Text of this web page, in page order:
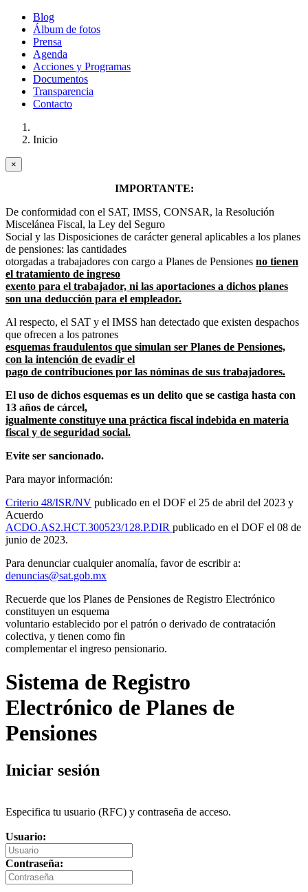
Blog
Álbum de fotos
Prensa
Agenda
Acciones y Programas
Documentos
Transparencia
Contacto
Inicio
×
IMPORTANTE:
De conformidad con el SAT, IMSS, CONSAR, la Resolución
Miscelánea Fiscal, la Ley del Seguro
Social y las Disposiciones de carácter general aplicables a los planes
de pensiones: las cantidades
otorgadas a trabajadores con cargo a Planes de Pensiones no tienen
el tratamiento de ingreso
exento para el trabajador, ni las aportaciones a dichos planes
son una deducción para el empleador.
Al respecto, el SAT y el IMSS han detectado que existen despachos
que ofrecen a los patrones
esquemas fraudulentos que simulan ser Planes de Pensiones,
con la intención de evadir el
pago de contribuciones por las nóminas de sus trabajadores.
El uso de dichos esquemas es un delito que se castiga hasta con
13 años de cárcel,
igualmente constituye una práctica fiscal indebida en materia
fiscal y de seguridad social.
Evite ser sancionado.
Para mayor información:
Criterio 48/ISR/NV publicado en el DOF el 25 de abril del 2023 y
Acuerdo
ACDO.AS2.HCT.300523/128.P.DIR publicado en el DOF el 08 de
junio de 2023.
Para denunciar cualquier anomalía, favor de escribir a:
denuncias@sat.gob.mx
Recuerde que los Planes de Pensiones de Registro Electrónico
constituyen un esquema
voluntario establecido por el patrón o derivado de contratación
colectiva, y tienen como fin
complementar el ingreso pensionario.
Sistema de Registro
Electrónico de Planes de
Pensiones
Iniciar sesión
Especifica tu usuario (RFC) y contraseña de acceso.
Usuario:
Contraseña: